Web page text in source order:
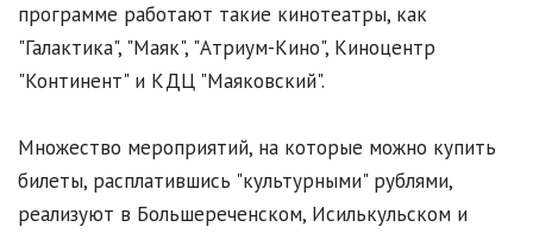
программе работают такие кинотеатры, как
"Галактика", "Маяк", "Атриум-Кино", Киноцентр
"Континент" и КДЦ "Маяковский".
Множество мероприятий, на которые можно купить
билеты, расплатившись "культурными" рублями,
реализуют в Большереченском, Исилькульском и